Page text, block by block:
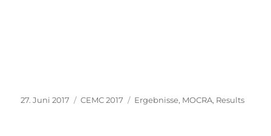
Veröffentlicht
27. Juni 2017 Kategorien
CEMC 2017 Schlagwörter
Ergebnisse, MOCRA, Results